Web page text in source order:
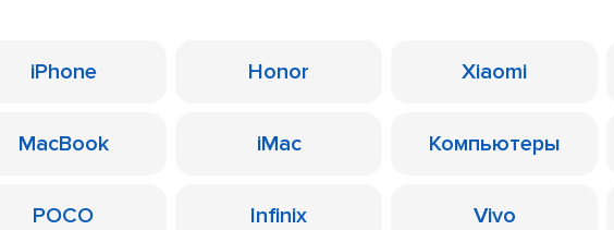
iPhone Honor Xiaomi
MacBook iMac Компьютеры
POCO Infinix Vivo